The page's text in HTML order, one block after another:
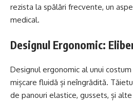
rezista la spălări frecvente, un
medical.
Designul Ergonomic:
Designul ergonomic al unui
mișcare fluidă și neîngrădită.
de panouri elastice, gussets, și